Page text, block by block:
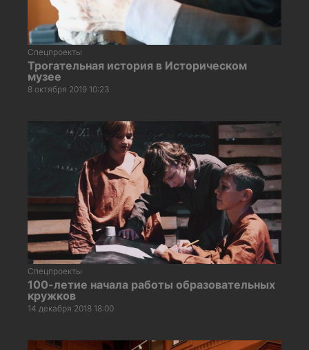
Спецпроекты
Трогательная история в Историческом
музее
8 октября 2019 10:23
Спецпроекты
100-летие начала работы образовательных
кружков
14 декабря 2018 18:00